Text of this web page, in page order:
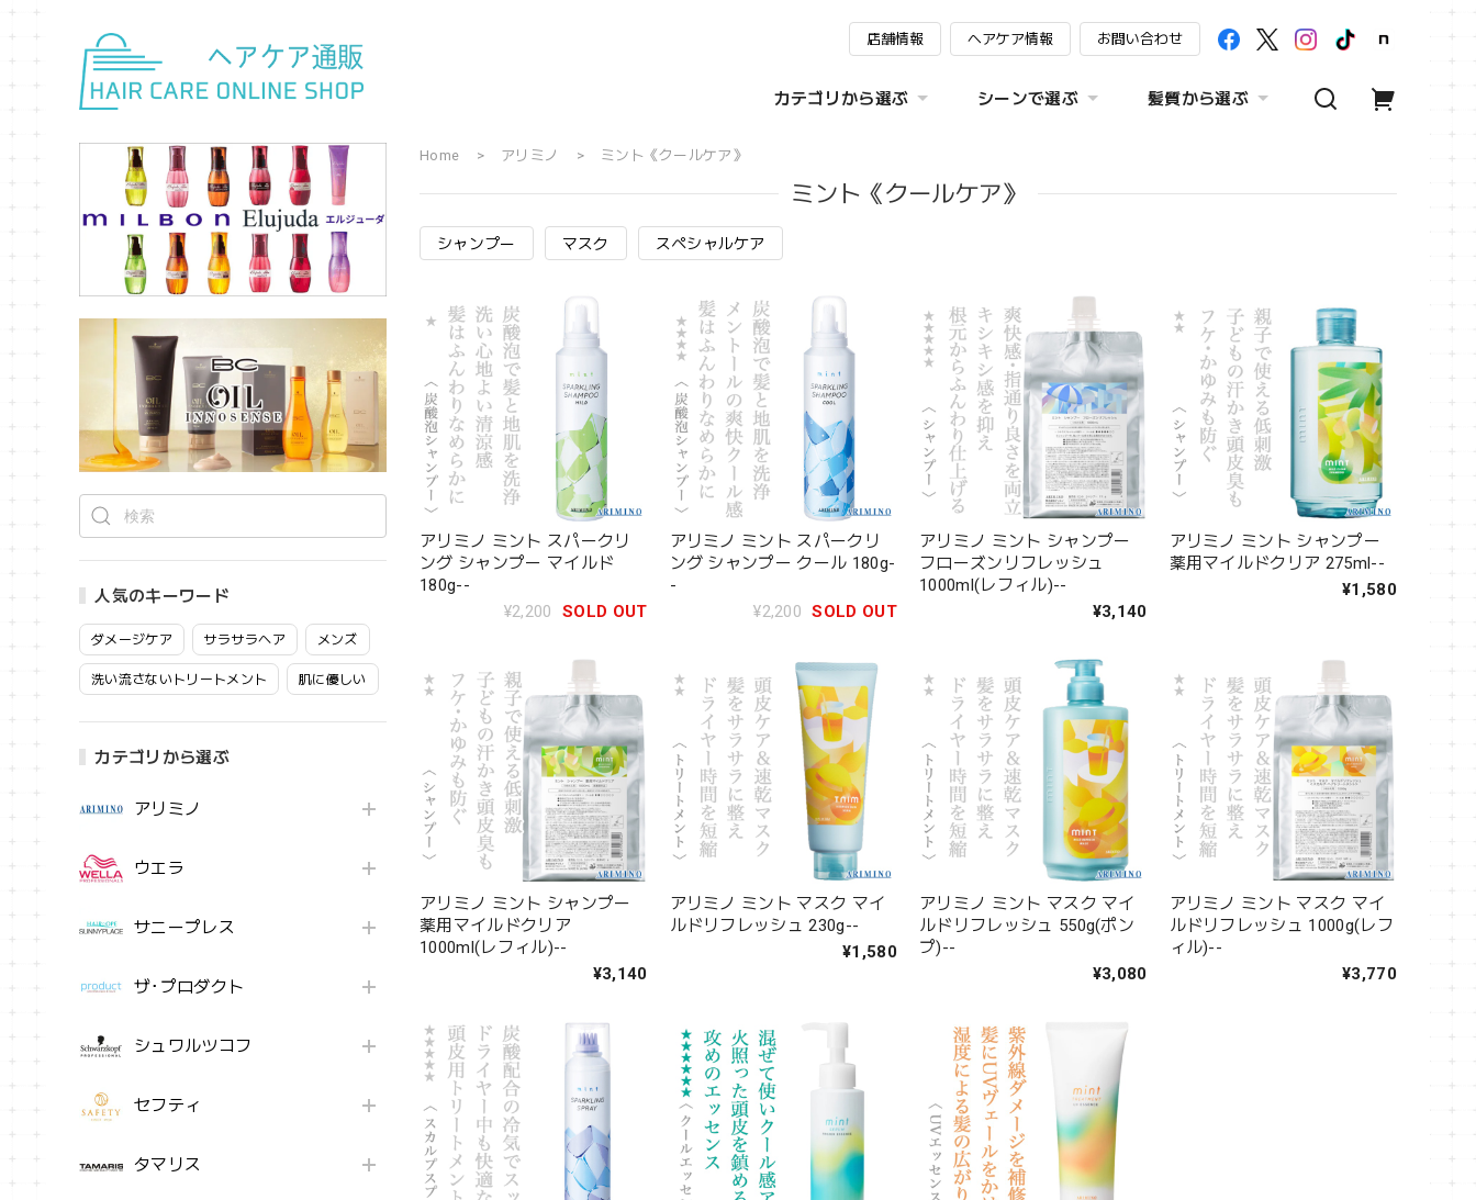
店舗情報 ヘアケア情報 お問い合わせ
カテゴリから選ぶ シーンで選ぶ 髪質から選ぶ
人気のキーワード
ダメージケア サラサラヘア メンズ
洗い流さないトリートメント 肌に優しい
カテゴリから選ぶ
アリミノ
ウエラ
サニープレス
ザ･プロダクト
シュワルツコフ
セフティ
タマリス
Home アリミノ ミント《クールケア》
ミント《クールケア》
シャンプー マスク スペシャルケア
アリミノ ミント スパークリ
ング シャンプー マイルド
180g--
¥2,200
SOLD OUT
アリミノ ミント スパークリ
ング シャンプー クール 180g-
-
¥2,200 SOLD OUT
アリミノ ミント シャンプー
フローズンリフレッシュ
1000ml(レフィル)--
¥3,140
アリミノ ミント シャンプー
薬用マイルドクリア 275ml--
¥1,580
アリミノ ミント シャンプー
薬用マイルドクリア
1000ml(レフィル)--
¥3,140
アリミノ ミント マスク マイ
ルドリフレッシュ 230g--
¥1,580
アリミノ ミント マスク マイ
ルドリフレッシュ 550g(ポン
プ)--
¥3,080
アリミノ ミント マスク マイ
ルドリフレッシュ 1000g(レフ
ィル)--
¥3,770